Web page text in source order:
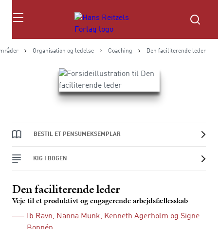
Søg
Organisation og ledelse Coaching Den faciliterende leder
BESTIL ET PENSUMEKSEMPLAR
KIG I BOGEN
Den faciliterende leder
Veje til et produktivt og engagerende arbejdsfællesskab
Ib Ravn, Nanna Munk, Kenneth Agerholm og Signe